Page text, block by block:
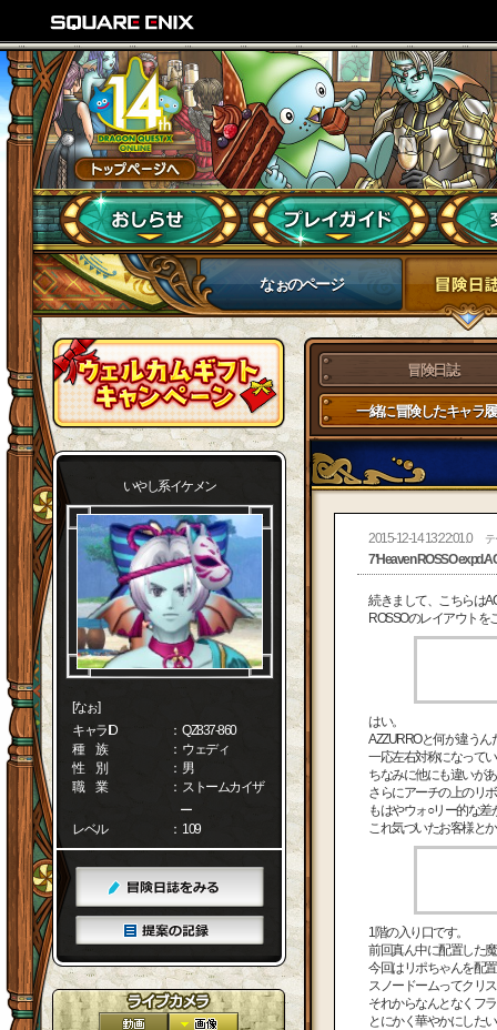
なぉのページ
いやし系イケメン
[なぉ]
キャラID
： QZ837-860
種 族
： ウェディ
性 別
： 男
職 業
： ストームカイザ
ー
レベル
： 109
冒険日誌
一緒に冒険したキャラ
2015-12-14 13:22:01.0 テ
7'Heaven ROSSO
続きまして、こちらは
ROSSOのレイアウトを
はい。
AZZURROと何が違う
一応左右対称になって
ちなみに他にも違いが
さらにアーチの上のリ
もはやウォ○リー的な差
これ気づいたお客様と
1階の入り口です。
前回真ん中に配置した
今回はリポちゃんを配
スノードームってクリ
それからなんとなくフ
とにかく華やかにした